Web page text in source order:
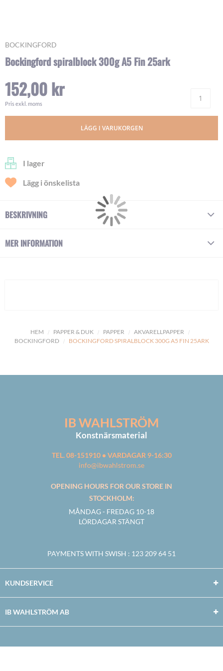
HEM PAPPER & DUK PAPPER
AKVARELLPAPPER
BOCKINGFORD
BOCKINGFORD SPIRALBLOCK 300G A5 FIN 25ARK
BOCKINGFORD
Bockingford spiralblock 300g A5 Fin 25ark
152,00 kr
Pris exkl. moms
LÄGG I VARUKORGEN
I lager
Lägg i önskelista
Skip
the
of
the
images
BESKRIVNING
MER INFORMATION
IB WAHLSTRÖM
Konstnärsmaterial
TEL. 08-151910 • VARDAGAR 9-16:30
info@ibwahlstrom.se
OPENING HOURS FOR OUR STORE IN
STOCKHOLM:
MÅNDAG - FREDAG 10-18
LÖRDAGAR STÄNGT
PAYMENTS WITH SWISH : 123 209 64 51
KUNDSERVICE
IB WAHLSTRÖM AB
Facebook
TwitterYoutubeInstagram